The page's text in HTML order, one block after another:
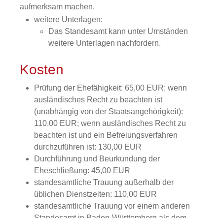
aufmerksam machen.
weitere Unterlagen:
​​​​​​​Das Standesamt kann unter Umständen
weitere Unterlagen nachfordern.
Kosten
Prüfung der Ehefähigkeit: 65,00 EUR; wenn
ausländisches Recht zu beachten ist
(unabhängig von der Staatsangehörigkeit):
110,00 EUR; wenn ausländisches Recht zu
beachten ist und ein Befreiungsverfahren
durchzuführen ist: 130,00 EUR
Durchführung und Beurkundung der
Eheschließung: 45,00 EUR
standesamtliche Trauung außerhalb der
üblichen Dienstzeiten: 110,00 EUR
standesamtliche Trauung vor einem anderen